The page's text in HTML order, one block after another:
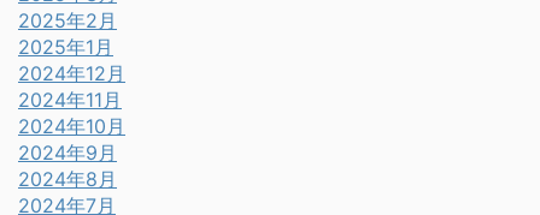
2025年2月
2025年1月
2024年12月
2024年11月
2024年10月
2024年9月
2024年8月
2024年7月